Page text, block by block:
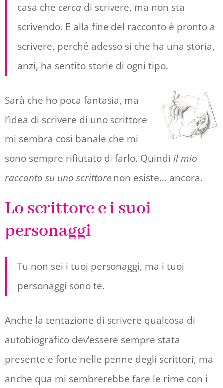
casa che cerca di scrivere, ma non sta
scrivendo. E alla fine del racconto è pronto a
scrivere, perché adesso si che ha una storia,
anzi, ha sentito storie di ogni tipo.
Sarà che ho poca fantasia, ma
l’idea di scrivere di uno scrittore
mi sembra così banale che mi
sono sempre rifiutato di farlo. Quindi il mio
racconto su uno scrittore non esiste… ancora.
Lo scrittore e i suoi
personaggi
Tu non sei i tuoi personaggi, ma i tuoi
personaggi sono te.
Anche la tentazione di scrivere qualcosa di
autobiografico dev’essere sempre stata
presente e forte nelle penne degli scrittori, ma
anche qua mi sembrerebbe fare le rime con i